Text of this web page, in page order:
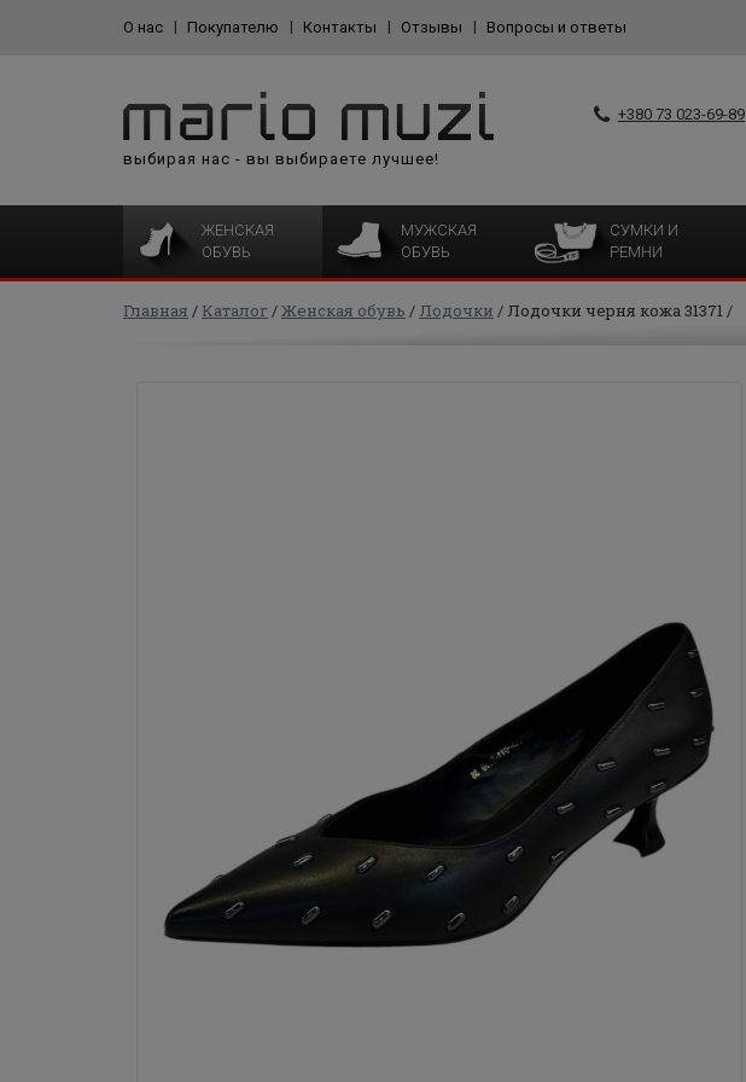
О нас Покупателю Контакты Отзывы Вопросы и ответы
выбирая нас - вы выбираете лучшее!
+380 73 023-69-89
ЖЕНСКАЯ
ОБУВЬ
МУЖСКАЯ
ОБУВЬ
СУМКИ И
РЕМНИ
Главная Каталог Женская обувь Лодочки Лодочки черня кожа 31371